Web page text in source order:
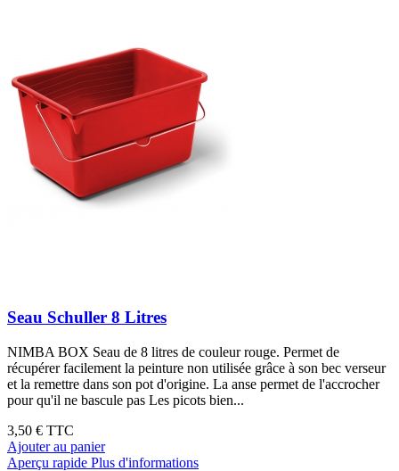
Seau Schuller 8 Litres
NIMBA BOX Seau de 8 litres de couleur rouge. Permet de
récupérer facilement la peinture non utilisée grâce à son bec verseur
et la remettre dans son pot d'origine. La anse permet de l'accrocher
pour qu'il ne bascule pas Les picots bien...
3,50 € TTC
Ajouter au panier
Aperçu rapide Plus d'informations